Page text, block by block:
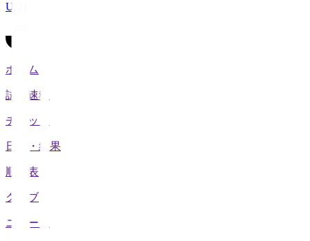
U-21
ホーム
試合速報
チケット
日程・結果
順位表
クラブ
ニュース